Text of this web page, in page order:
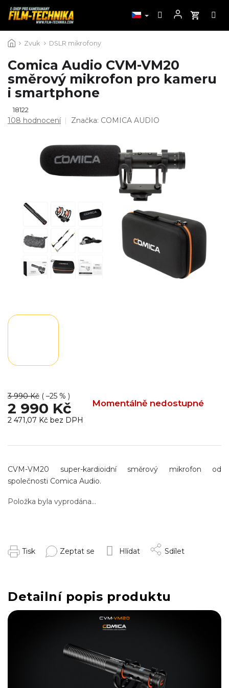
na
Zvuk DSLR mikrofony
Comica Audio CVM-VM20
směrový mikrofon pro kameru
i smartphone
18122
Průměrné
108 hodnocení Značka: COMICA AUDIO
3 990 Kč ( –25 % )
2 990 Kč Momentálně nedostupné
2 471,07 Kč bez DPH
cena:
Položka byla vyprodána…
CVM-VM20 super-kardioidní směrový mikrofon od
společnosti Comica Audio.
Tisk Zeptat se Hlídat Sdílet
Detailní popis produktu